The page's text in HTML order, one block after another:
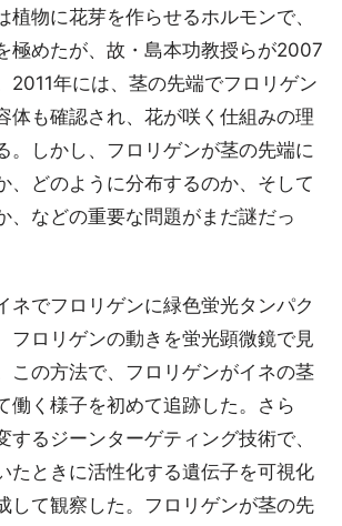
植物に花芽を作らせるホルモンで、
極めたが、故・島本功教授らが2007
2011年には、茎の先端でフロリゲン
体も確認され、花が咲く仕組みの理
。しかし、フロリゲンが茎の先端に
、どのように分布するのか、そして
、などの重要な問題がまだ謎だっ
ネでフロリゲンに緑色蛍光タンパク
フロリゲンの動きを蛍光顕微鏡で見
この方法で、フロリゲンがイネの茎
働く様子を初めて追跡した。さら
するジーンターゲティング技術で、
たときに活性化する遺伝子を可視化
して観察した。フロリゲンが茎の先